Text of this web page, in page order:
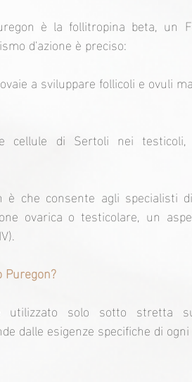
è la follitropina beta, un
d'azione è preciso:
a sviluppare follicoli e ovuli
cellule di Sertoli nei
è che consente agli specialisti
ovarica o testicolare, un
utilizzato solo sotto stretta
dalle esigenze specifiche di